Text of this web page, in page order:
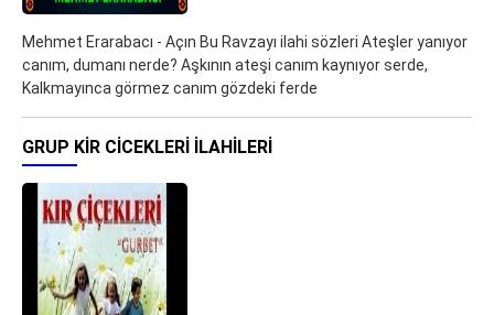
Mehmet Erarabacı - Açın Bu Ravzayı ilahi sözleri Ateşler yanıyor
canım, dumanı nerde? Aşkının ateşi canım kaynıyor serde,
Kalkmayınca görmez canım gözdeki ferde
GRUP KIR CICEKLERI ILAHILERI